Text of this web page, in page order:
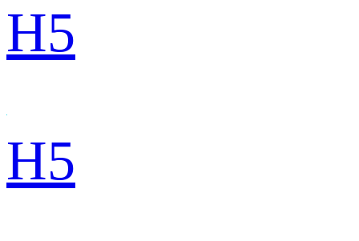
H5
H5